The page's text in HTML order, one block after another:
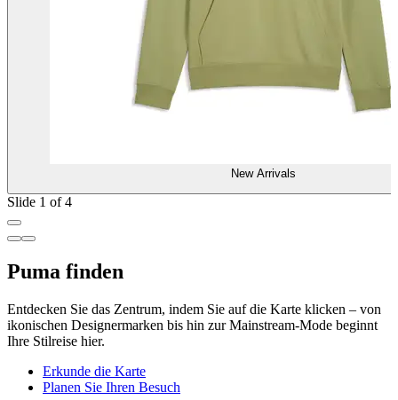
New Arrivals
Slide 1 of 4
Puma finden
Entdecken Sie das Zentrum, indem Sie auf die Karte klicken – von
ikonischen Designermarken bis hin zur Mainstream-Mode beginnt
Ihre Stilreise hier.
Erkunde die Karte
Planen Sie Ihren Besuch